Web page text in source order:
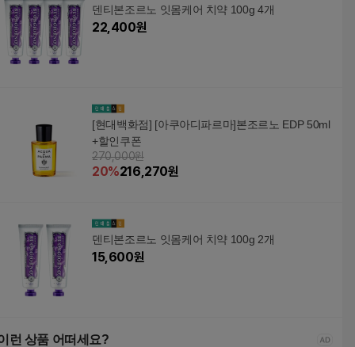
덴티본조르노 잇몸케어 치약 100g 4개
22,400원
[현대백화점] [아쿠아디파르마]본조르노 EDP 50ml
+할인쿠폰
270,000원
20%216,270원
덴티본조르노 잇몸케어 치약 100g 2개
15,600원
런 상품 어떠세요?